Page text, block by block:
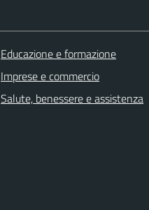
Educazione e formazione
Imprese e commercio
Salute, benessere e assistenza